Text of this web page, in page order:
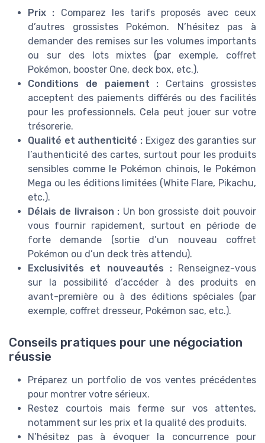
Prix : Comparez les tarifs proposés avec ceux
d’autres grossistes Pokémon. N’hésitez pas à
demander des remises sur les volumes importants
ou sur des lots mixtes (par exemple, coffret
Pokémon, booster One, deck box, etc.).
Conditions de paiement : Certains grossistes
acceptent des paiements différés ou des facilités
pour les professionnels. Cela peut jouer sur votre
trésorerie.
Qualité et authenticité : Exigez des garanties sur
l’authenticité des cartes, surtout pour les produits
sensibles comme le Pokémon chinois, le Pokémon
Mega ou les éditions limitées (White Flare, Pikachu,
etc.).
Délais de livraison : Un bon grossiste doit pouvoir
vous fournir rapidement, surtout en période de
forte demande (sortie d’un nouveau coffret
Pokémon ou d’un deck très attendu).
Exclusivités et nouveautés :Renseignez-vous
sur la possibilité d’accéder à des produits en
avant-première ou à des éditions spéciales (par
exemple, coffret dresseur, Pokémon sac, etc.).
Conseils pratiques pour une négociation
réussie
Préparez un portfolio de vos ventes précédentes
pour montrer votre sérieux.
Restez courtois mais ferme sur vos attentes,
notamment sur les prix et la qualité des produits.
N’hésitez pas à évoquer la concurrence pour